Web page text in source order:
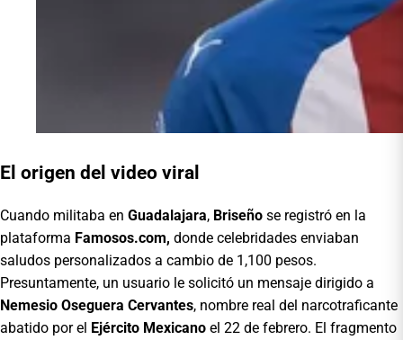
El origen del video viral
Cuando militaba en Guadalajara, Briseño se registró en la
plataforma Famosos.com, donde celebridades enviaban
saludos personalizados a cambio de 1,100 pesos.
Presuntamente, un usuario le solicitó un mensaje dirigido a
Nemesio Oseguera Cervantes, nombre real del narcotraficante
abatido por el Ejército Mexicano el 22 de febrero. El fragmento